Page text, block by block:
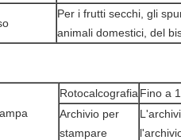
Per i frutti secchi, gli
animali domestici, del
Rotocalcografia Fino a
Archivio per
stampare